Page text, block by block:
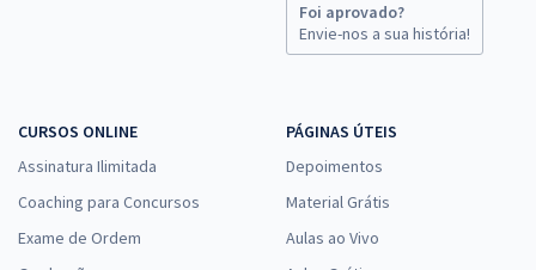
Foi aprovado?
Envie-nos a sua história!
CURSOS ONLINE
Assinatura Ilimitada
Coaching para Concursos
Exame de Ordem
PÁGINAS ÚTEIS
Depoimentos
Material Grátis
Aulas ao Vivo